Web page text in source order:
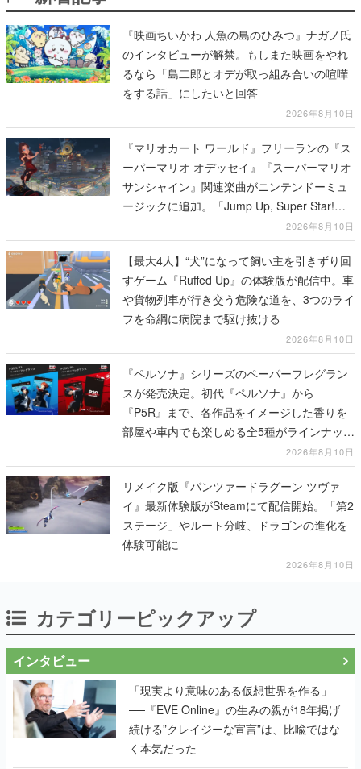
『映画ちいかわ 人魚の島のひみつ』ナガノ氏
のインタビューが解禁。もしまた映画をやれ
るなら「島二郎とオデが取っ組み合いの喧嘩
をする話」にしたいと回答
2026年8月10日
『マリオカート ワールド』フリーランの『ス
ーパーマリオ オデッセイ』『スーパーマリオ
サンシャイン』関連楽曲がニンテンドーミュ
ージックに追加。「Jump Up, Super Star!」
「ドルピックタウン」など計14曲が配信
2026年8月10日
【最大4人】“犬”になって飼い主を引きずり回
すゲーム『Ruffed Up』の体験版が配信中。車
や貨物列車が行き交う危険な道を、3つのライ
フを命綱に病院まで駆け抜ける
2026年8月10日
『ペルソナ』シリーズのペーパーフレグラン
スが発売決定。初代『ペルソナ』から
『P5R』まで、各作品をイメージした香りを
部屋や車内でも楽しめる全5種がラインナッ
プ、予約受付は8月17日12時より開始2026年8月10日
リメイク版『パンツァードラグーン ツヴァ
イ』最新体験版がSteamにて配信開始。「第2
ステージ」やルート分岐、ドラゴンの進化を
体験可能に
2026年8月10日
カテゴリーピックアップ
インタビュー
「現実より意味のある仮想世界を作る」
──『EVE Online』の生みの親が18年掲げ
続ける”クレイジーな宣言”は、比喩ではな
く本気だった